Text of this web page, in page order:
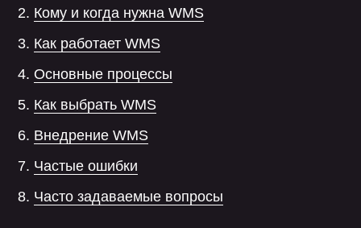
Кому и когда нужна WMS
Как работает WMS
Основные процессы
Как выбрать WMS
Внедрение WMS
Частые ошибки
Часто задаваемые вопросы